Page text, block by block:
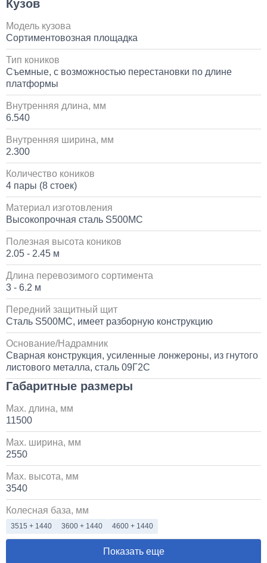
Кузов
Модель кузова
Сортиментовозная площадка
Тип коников
Съемные, с возможностью перестановки по длине
платформы
Внутренняя длина, мм
6.540
Внутренняя ширина, мм
2.300
Количество коников
4 пары (8 стоек)
Материал изготовления
Высокопрочная сталь S500MC
Полезная высота коников
2.05 - 2.45 м
Длина перевозимого сортимента
3 - 6.2 м
Передний защитный щит
Сталь S500MC, имеет разборную конструкцию
Основание/Надрамник
Сварная конструкция, усиленные лонжероны, из гнутого
листового металла, сталь 09Г2С
Габаритные размеры
Max. длина, мм
11500
Max. ширина, мм
2550
Max. высота, мм
3540
Колесная база, мм
3515 + 1440 3600 + 1440 4600 + 1440
Показать еще